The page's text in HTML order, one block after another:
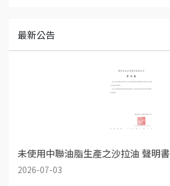
最新公告
未使用中聯油脂生產之沙拉油 聲明書
2026-07-03